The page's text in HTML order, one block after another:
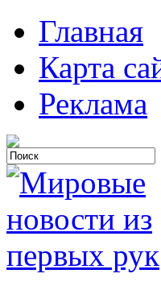
Главная
Карта
Реклама